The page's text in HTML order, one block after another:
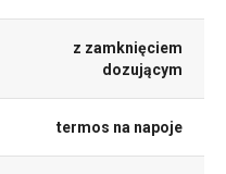
z zamknięciem
dozującym
termos na napoje